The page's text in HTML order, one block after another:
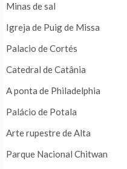
Minas de sal
Igreja de Puig de Missa
Palacio de Cortés
Catedral de Catânia
A ponta de Philadelphia
Palácio de Potala
Arte rupestre de Alta
Parque Nacional Chitwan